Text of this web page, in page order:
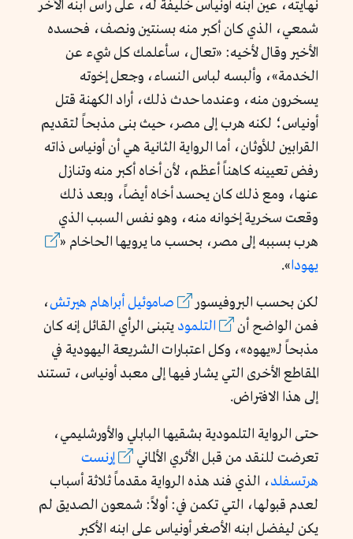
نهايته، عين ابنه أونياس خليفة له، على رأس ابنه الآخر
شمعي، الذي كان أكبر منه بسنتين ونصف، فحسده
الأخير وقال لأخيه: «تعال، سأعلمك كل شيء عن
الخدمة»، وألبسه لباس النساء، وجعل إخوته
يسخرون منه، وعندما حدث ذلك، أراد الكهنة قتل
أونياس؛ لكنه هرب إلى مصر، حيث بنى مذبحاً لتقديم
القرابين للأوثان، أما الرواية الثانية هي أن أونياس ذاته
رفض تعيينه كاهناً أعظم، لأن أخاه أكبر منه وتنازل
عنها، ومع ذلك كان يحسد أخاه أيضاً، وبعد ذلك
وقعت سخرية إخوانه منه، وهو نفس السبب الذي
هرب بسببه إلى مصر، بحسب ما يرويها الحاخام «
يهودا».
لكن بحسب البروفيسور صاموئيل أبراهام هيرتش،
فمن الواضح أن
التلمود يتبنى الرأي القائل إنه كان
مذبحاً لـ«يهوه»، وكل اعتبارات الشريعة اليهودية في
المقاطع الأخرى التي يشار فيها إلى معبد أونياس، تستند
إلى هذا الافتراض.
حتى الرواية التلمودية بشقيها البابلي والأورشليمي،
تعرضت للنقد من قبل الأثري الألماني
إرنست
هرتسفلد، الذي فند هذه الرواية مقدماً ثلاثة أسباب
لعدم قبولها، التي تكمن في: أولاً: شمعون الصديق لم
يكن ليفضل ابنه الأصغر أونياس على ابنه الأكبر